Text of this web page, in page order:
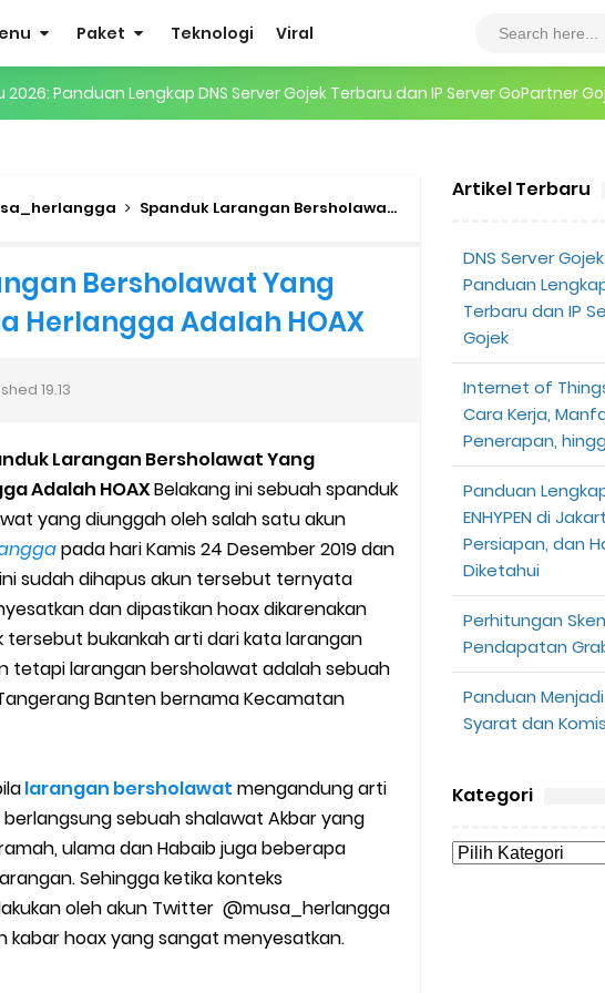
Paket Teknologi Viral
Cara Kerja, Manfaat, Contoh Penerapan, hingga Masa Depannya
Grabcar Terbaru
Diterima
Sendiri dan Orang Lain
Driver
Online
Akun Gojek Dibekukan
Sesuai dengan Orderan
Mitra Gojek
yang Perlu Kamu Ketahui
dan Mobil 2023
Spanduk Larangan Bersholawat
Bersholawat Yang
Herlangga Adalah HOAX
19.13
Larangan Bersholawat Yang
Adalah HOAXBelakang ini sebuah spanduk
yang diunggah oleh salah satu akun
pada hari Kamis 24 Desember 2019 dan
sudah dihapus akun tersebut ternyata
dan dipastikan hoax dikarenakan
bukankah arti dari kata larangan
tetapi larangan bersholawat adalah sebuah
Banten bernama Kecamatan
larangan bersholawat mengandung arti
sebuah shalawat Akbar yang
ulama dan Habaib juga beberapa
Sehingga ketika konteks
oleh akun Twitter @musa_herlangga
kabar hoax yang sangat menyesatkan.
Artikel Terbaru
DNS Server
Panduan
Terbaru dan IP
Gojek
Internet of
Cara Kerja,
Penerapan,
Panduan
ENHYPEN di
Persiapan, dan
Diketahui
Perhitungan
Pendapatan
Panduan
Syarat dan
Kategori